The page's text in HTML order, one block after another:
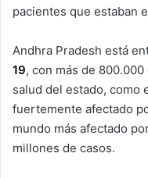
pacientes que estaban
Andhra Pradesh está
19, con más de
salud del estado, como
fuertemente afectado
mundo más afectado
millones de casos.